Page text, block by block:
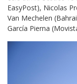
EasyPost), Nicolas
Van Mechelen
García Pierna